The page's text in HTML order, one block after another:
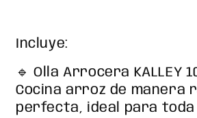
Incluye:
🔹 Olla Arrocera KALLEY
Cocina arroz de manera
perfecta, ideal para toda